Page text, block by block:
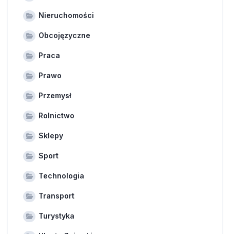
Nieruchomości
Obcojęzyczne
Praca
Prawo
Przemysł
Rolnictwo
Sklepy
Sport
Technologia
Transport
Turystyka